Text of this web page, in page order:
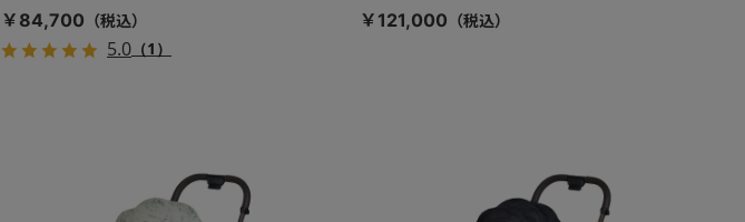
￥84,700
5.0（1）
￥121,000